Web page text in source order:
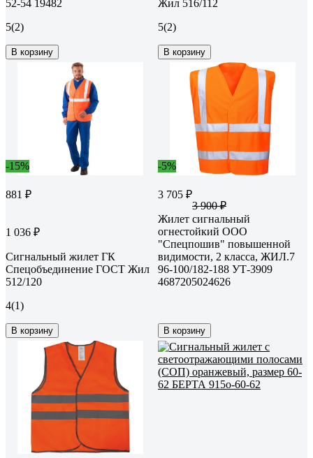
52-54 19482
5(2)
В корзину
Жил 516/112
5(2)
В корзину
-15%
881 ₽
1 036 ₽
Сигнальный жилет ГК
Спецобъединение ГОСТ Жил
512/120
4(1)
В корзину
-5%
3 705 ₽
3 900 ₽
Жилет сигнальный
огнестойкий OOO
"Спецпошив" повышенной
видимости, 2 класса, ЖИЛ.7
96-100/182-188 УТ-3909
4687205024626
В корзину